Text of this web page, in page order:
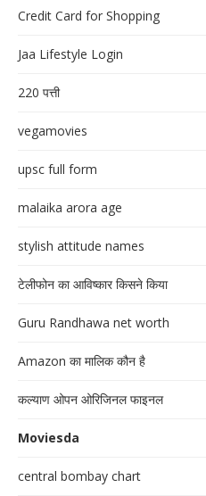
Credit Card for Shopping
Jaa Lifestyle Login
220 पत्ती
vegamovies
upsc full form
malaika arora age
stylish attitude names
टेलीफोन का आविष्कार किसने किया
Guru Randhawa net worth
Amazon का मालिक कौन है
कल्याण ओपन ओरिजिनल फाइनल
Moviesda
central bombay chart